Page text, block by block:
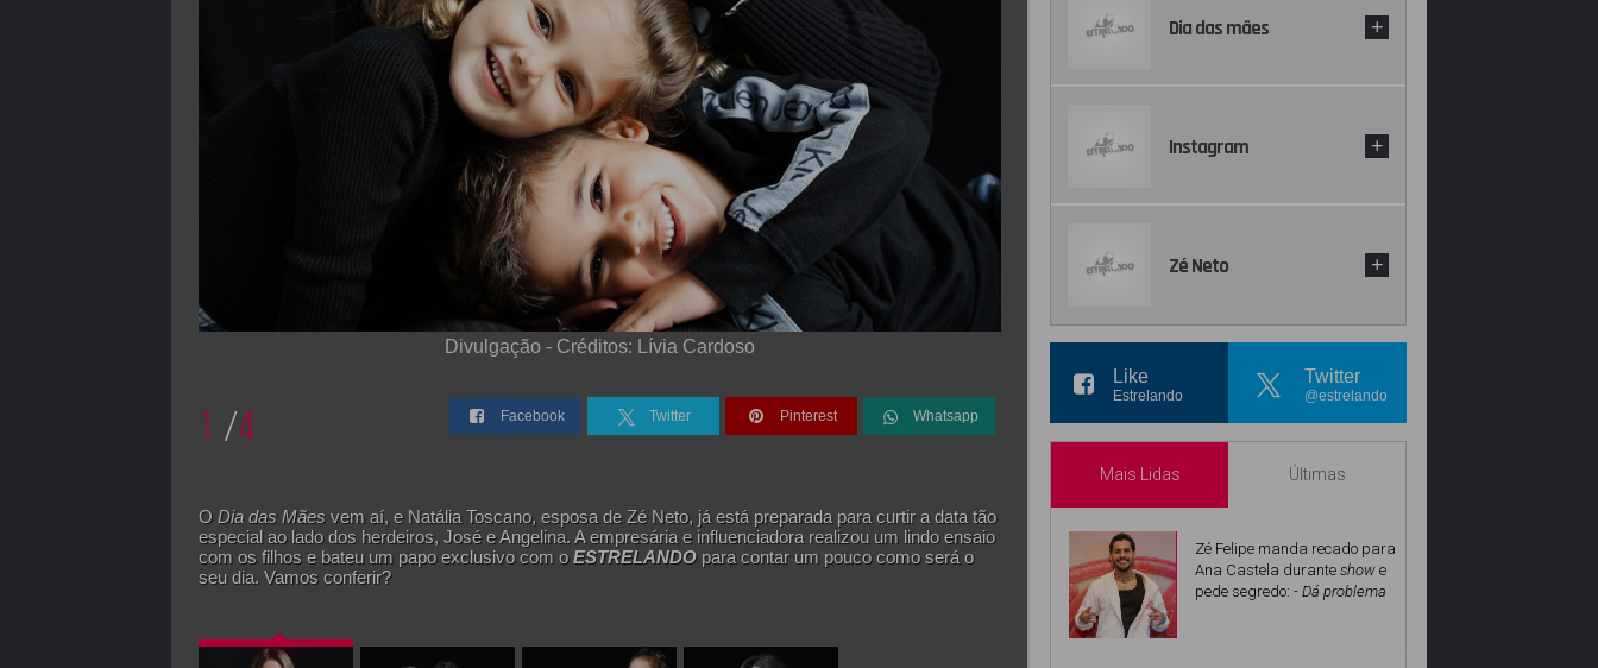
Divulgação - Créditos: Lívia Cardoso
1 /4 Facebook Twitter Pinterest Whatsapp
O Dia das Mãesvem aí, e Natália Toscano, esposa de Zé Neto, já está preparada para curtir a data tão
especial ao lado dos herdeiros, José e Angelina. A empresária e influenciadora realizou um lindo ensaio
com os filhos e bateu um papo exclusivo com oESTRELANDOpara contar um pouco como será o
seu dia. Vamos conferir?
Dia das mães +
Instagram +
Zé Neto +
Like
Estrelando
Twitter
@estrelando
Mais Lidas Últimas
Zé Felipe manda recado para
Ana Castela durante show e
pede segredo: - Dá problema